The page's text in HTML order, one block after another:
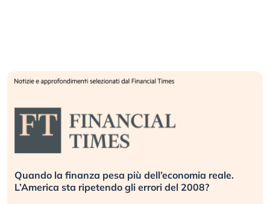
Quando la finanza pesa più dell’economia reale.
L’America sta ripetendo gli errori del 2008?